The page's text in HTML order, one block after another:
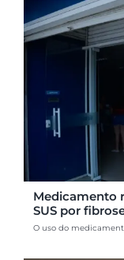
Medicamento
SUS por
O uso do